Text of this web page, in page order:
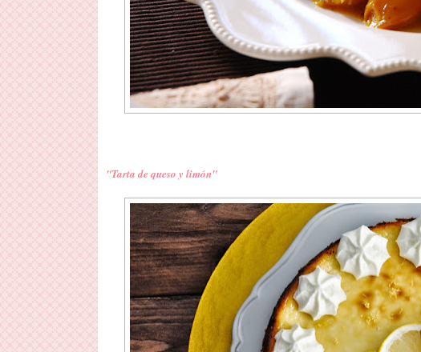
"Tarta de queso y limón"